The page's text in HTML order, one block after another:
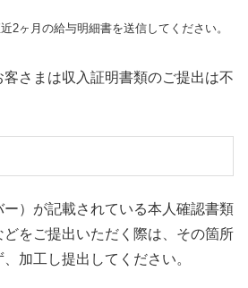
2ヶ月の給与明細書を送信してください。
さまは収入証明書類のご提出は不
）が記載されている本人確認書類
どをご提出いただく際は、その箇所
加工し提出してください。